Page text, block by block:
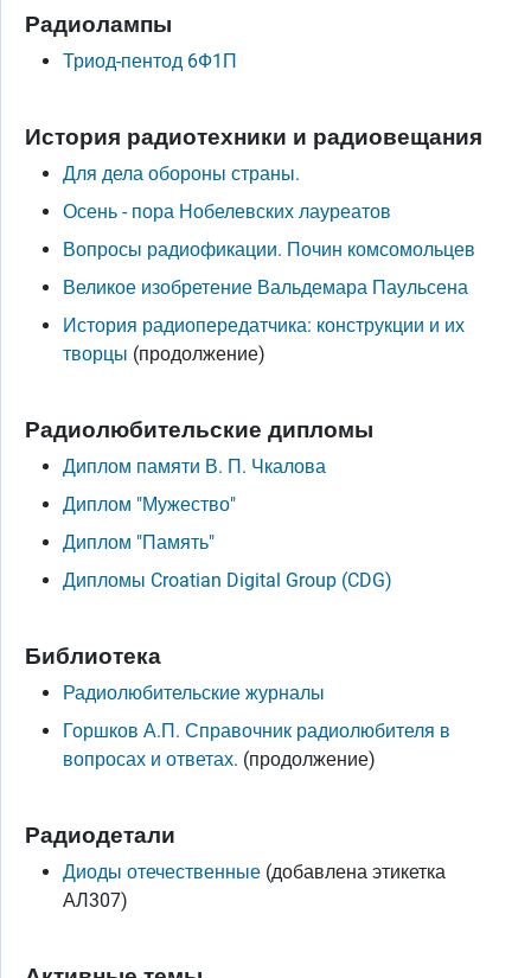
Радиолампы
Триод-пентод 6Ф1П
История радиотехники и радиовещания
Для дела обороны страны.
Осень - пора Нобелевских лауреатов
Вопросы радиофикации. Почин комсомольцев
Великое изобретение Вальдемара Паульсена
История радиопередатчика: конструкции и их
творцы (продолжение)
Радиолюбительские дипломы
Диплом памяти В. П. Чкалова
Диплом "Мужество"
Диплом "Память"
Дипломы Croatian Digital Group (CDG)
Библиотека
Радиолюбительские журналы
Горшков А.П. Справочник радиолюбителя в
вопросах и ответах. (продолжение)
Радиодетали
Диоды отечественные (добавлена этикетка
АЛ307)